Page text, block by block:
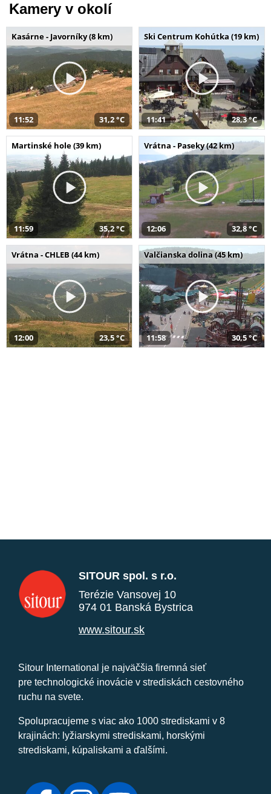
Kamery v okolí
Kasárne - Javorníky (8 km)
11:52 31,2 °C
Ski Centrum Kohútka (19 km)
11:41 28,3 °C
Martinské hole (39 km)
11:59 35,2 °C
Vrátna - Paseky (42 km)
12:06 32,8 °C
Vrátna - CHLEB (44 km)
12:00 23,5 °C
Valčianska dolina (45 km)
11:58 30,5 °C
SITOUR spol. s r.o.
Terézie Vansovej 10
974 01 Banská Bystrica
www.sitour.sk
Sitour International je najväčšia firemná sieť
pre technologické inovácie v strediskách cestovného
ruchu na svete.
Spolupracujeme s viac ako 1000 strediskami v 8
krajinách: lyžiarskymi strediskami, horskými
strediskami, kúpaliskami a ďalšími.